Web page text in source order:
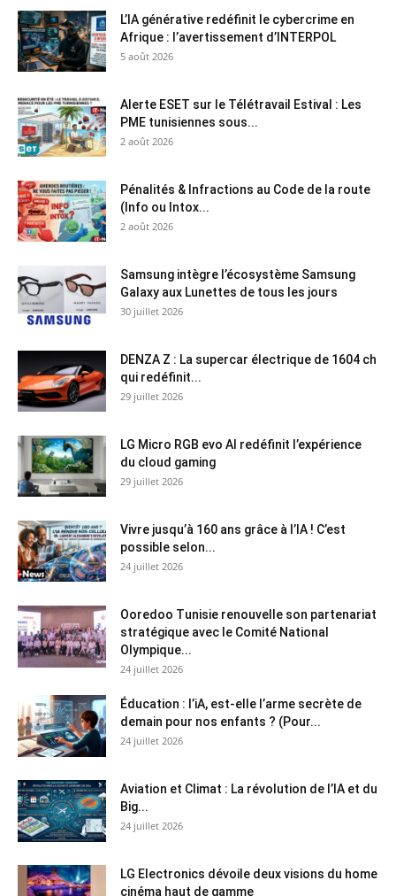
L’IA générative redéfinit le cybercrime en
Afrique : l’avertissement d’INTERPOL
5 août 2026
Alerte ESET sur le Télétravail Estival : Les
PME tunisiennes sous...
2 août 2026
Pénalités & Infractions au Code de la route
(Info ou Intox...
2 août 2026
Samsung intègre l’écosystème Samsung
Galaxy aux Lunettes de tous les jours
30 juillet 2026
DENZA Z : La supercar électrique de 1604 ch
qui redéfinit...
29 juillet 2026
LG Micro RGB evo AI redéfinit l’expérience
du cloud gaming
29 juillet 2026
Vivre jusqu’à 160 ans grâce à l’IA ! C’est
possible selon...
24 juillet 2026
Ooredoo Tunisie renouvelle son partenariat
stratégique avec le Comité National
Olympique...
24 juillet 2026
Éducation : l’iA, est-elle l’arme secrète de
demain pour nos enfants ? (Pour...
24 juillet 2026
Aviation et Climat : La révolution de l’IA et du
Big...
24 juillet 2026
LG Electronics dévoile deux visions du home
cinéma haut de gamme